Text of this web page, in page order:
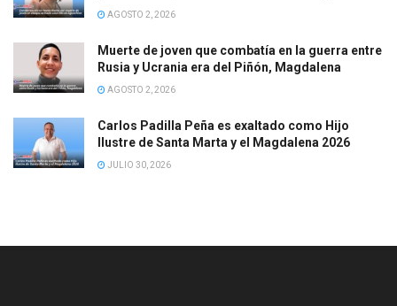
AGOSTO 2, 2026
Muerte de joven que combatía en la guerra entre
Rusia y Ucrania era del Piñón, Magdalena
AGOSTO 2, 2026
Carlos Padilla Peña es exaltado como Hijo
Ilustre de Santa Marta y el Magdalena 2026
JULIO 30, 2026